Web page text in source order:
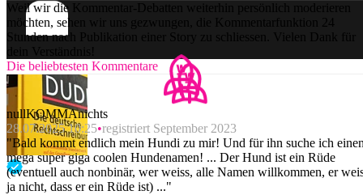
Weil wir die Kommentar-Debatten weiterhin persönlich moderieren
möchten, sehen wir uns gezwungen, die Kommentarfunktion 24
Stunden nach Publikation einer Story zu schliessen. Vielen Dank für
dein Verständnis!
Die beliebtesten Kommentare
nullKOMMAnichts
28.07.2025 10:25 registriert September 2023
"Bald kommt endlich mein Hundi zu mir! Und für ihn suche ich
mega super giga coolen Hundenamen! ... Der Hund ist ein Rüde
(eventuell auch nonbinär, wer weiss, alle Namen willkommen, er
ja nicht, dass er ein Rüde ist) ..."